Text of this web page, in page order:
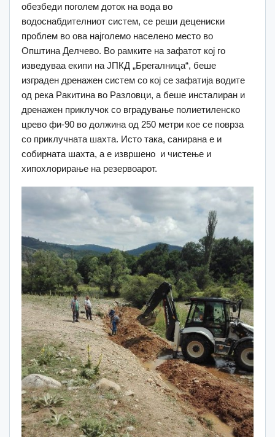
обезбеди поголем доток на вода во
водоснабдителниот систем, се реши децениски
проблем во ова најголемо населено место во
Општина Делчево. Во рамките на зафатот кој го
изведуваа екипи на ЈПКД „Брегалница“, беше
изграден дренажен систем со кој се зафатија водите
од река Ракитина во Разловци, а беше инсталиран и
дренажен приклучок со вградување полиетиленско
црево фи-90 во должина од 250 метри кое се поврза
со приклучната шахта. Исто така, санирана е и
собирната шахта, а е извршено и чистење и
хипохлорирање на резервоарот.